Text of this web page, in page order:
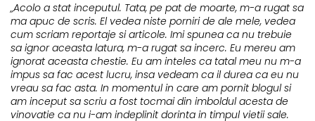
„Acolo a stat inceputul. Tata, pe pat de moarte, m-a rugat sa
ma apuc de scris. El vedea niste porniri de ale mele, vedea
cum scriam reportaje si articole. Imi spunea ca nu trebuie
sa ignor aceasta latura, m-a rugat sa incerc. Eu mereu am
ignorat aceasta chestie. Eu am inteles ca tatal meu nu m-a
impus sa fac acest lucru, insa vedeam ca il durea ca eu nu
vreau sa fac asta. In momentul in care am pornit blogul si
am inceput sa scriu a fost tocmai din imboldul acesta de
vinovatie ca nu i-am indeplinit dorinta in timpul vietii sale.